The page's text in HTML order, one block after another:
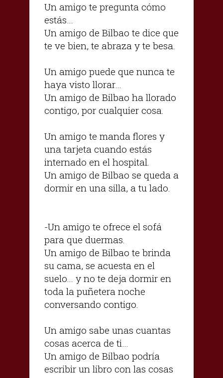
Un amigo te pregunta cómo
estás…
Un amigo de Bilbao te dice que
te ve bien, te abraza y te besa.
Un amigo puede que nunca te
haya visto llorar…
Un amigo de Bilbao ha llorado
contigo, por cualquier cosa.
Un amigo te manda flores y
una tarjeta cuando estás
internado en el hospital.
Un amigo de Bilbao se queda a
dormir en una silla, a tu lado.
-Un amigo te ofrece el sofá
para que duermas.
Un amigo de Bilbao te brinda
su cama, se acuesta en el
suelo... y no te deja dormir en
toda la puñetera noche
conversando contigo.
Un amigo sabe unas cuantas
cosas acerca de ti…
Un amigo de Bilbao podría
escribir un libro con las cosas